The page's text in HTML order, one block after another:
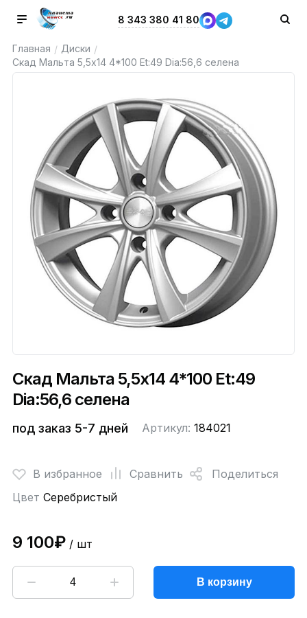
8 343 380 41 80
Главная / Диски /
Скад Мальта 5,5x14 4*100 Et:49 Dia:56,6 селена
Скад Мальта 5,5x14 4*100 Et:49
Dia:56,6 селена
под заказ 5-7 дней Артикул: 184021
В избранное Сравнить
Поделиться
Цвет Серебристый
9 100₽/ шт
В корзину